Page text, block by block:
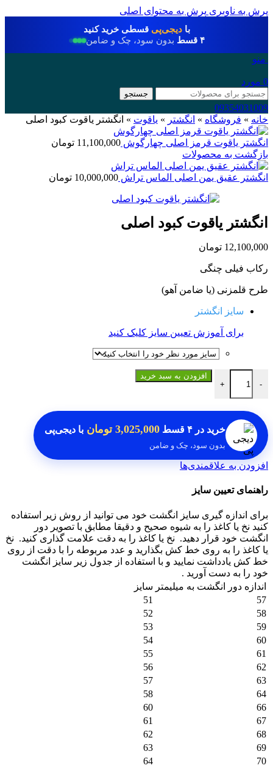
پرش به ناوبری پرش به محتوای اصلی
بادیجی‌پی قسطی خرید کنید
۴ قسط
بدون سود، چک و ضامن
منو
0 مورد
جستجو
09354031009
خانه » فروشگاه » انگشتر » یاقوت » انگشتر یاقوت کبود اصلی
انگشتر یاقوت قرمز اصلی چهارگوش 11,100,000 تومان
بازگشت به محصولات
انگشتر عقیق یمن اصلی الماس تراش 10,000,000 تومان
انگشتر یاقوت کبود اصلی
12,100,000 تومان
رکاب فیلی چنگی
طرح قلمزنی (یا ضامن آهو)
سایز انگشتر
برای آموزش تعیین سایز کلیک کنید
-
انگشتر یاقوت کبود اصلی عدد
+
افزودن به سبد خرید
خرید در ۴ قسط 3,025,000 تومان با دیجی‌پی
بدون سود، چک و ضامن
افزودن به علاقمندی‌ها
راهنمای تعیین سایز
برای اندازه گیری سایز انگشت خود می توانید از روش زیر استفاده
کنید نخ یا کاغذ را به شیوه صحیح و دقیقا مطابق با تصویر دور
انگشت خود قرار دهید. نخ یا کاغذ را به دقت علامت گذاری کنید. نخ
یا کاغذ را به روی خط کش بگذارید و عدد مربوطه را با دقت از روی
خط کش یادداشت نمایید و با استفاده از جدول زیر سایز انگشت
خود را به دست آورید .
اندازه دور انگشت به میلیمتر سایز
57
51
58
52
59
53
60
54
61
55
62
56
63
57
64
58
66
60
67
61
68
62
69
63
70
64